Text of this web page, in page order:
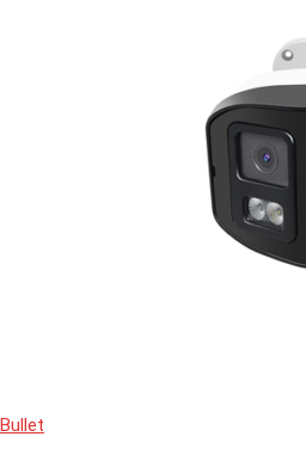
Bullet